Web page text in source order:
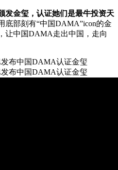
发金玺，认证她们是最牛投资天
底部刻有“中国DAMA”icon的金
让中国DAMA走出中国，走向